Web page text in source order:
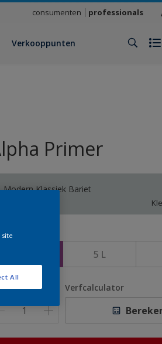
consumenten professionals
Verkooppunten
Primer
Modern Klassiek Bariet
5 L
Verfcalculator
All